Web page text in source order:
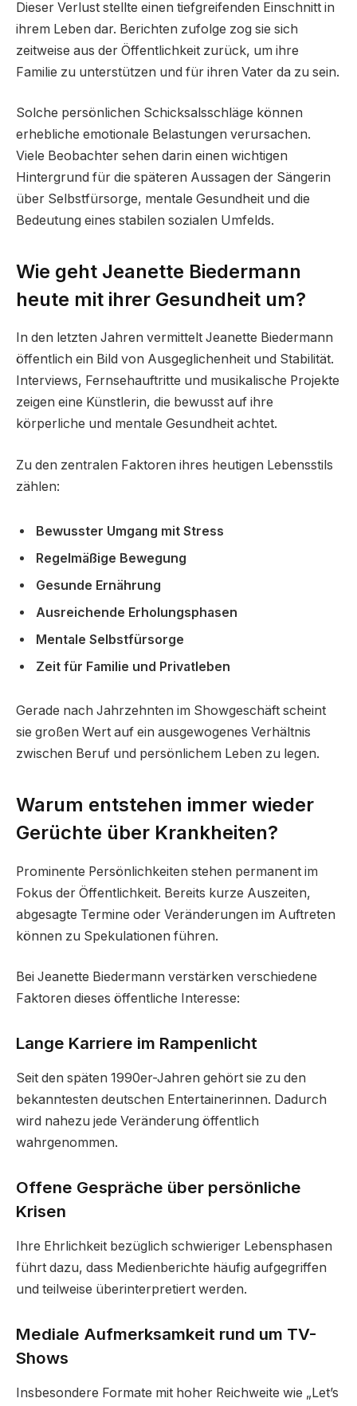
Dieser Verlust stellte einen tiefgreifenden Einschnitt in
ihrem Leben dar. Berichten zufolge zog sie sich
zeitweise aus der Öffentlichkeit zurück, um ihre
Familie zu unterstützen und für ihren Vater da zu sein.
Solche persönlichen Schicksalsschläge können
erhebliche emotionale Belastungen verursachen.
Viele Beobachter sehen darin einen wichtigen
Hintergrund für die späteren Aussagen der Sängerin
über Selbstfürsorge, mentale Gesundheit und die
Bedeutung eines stabilen sozialen Umfelds.
Wie geht Jeanette Biedermann
heute mit ihrer Gesundheit um?
In den letzten Jahren vermittelt Jeanette Biedermann
öffentlich ein Bild von Ausgeglichenheit und Stabilität.
Interviews, Fernsehauftritte und musikalische Projekte
zeigen eine Künstlerin, die bewusst auf ihre
körperliche und mentale Gesundheit achtet.
Zu den zentralen Faktoren ihres heutigen Lebensstils
zählen:
Bewusster Umgang mit Stress
Regelmäßige Bewegung
Gesunde Ernährung
Ausreichende Erholungsphasen
Mentale Selbstfürsorge
Zeit für Familie und Privatleben
Gerade nach Jahrzehnten im Showgeschäft scheint
sie großen Wert auf ein ausgewogenes Verhältnis
zwischen Beruf und persönlichem Leben zu legen.
Warum entstehen immer wieder
Gerüchte über Krankheiten?
Prominente Persönlichkeiten stehen permanent im
Fokus der Öffentlichkeit. Bereits kurze Auszeiten,
abgesagte Termine oder Veränderungen im Auftreten
können zu Spekulationen führen.
Bei Jeanette Biedermann verstärken verschiedene
Faktoren dieses öffentliche Interesse:
Lange Karriere im Rampenlicht
Seit den späten 1990er-Jahren gehört sie zu den
bekanntesten deutschen Entertainerinnen. Dadurch
wird nahezu jede Veränderung öffentlich
wahrgenommen.
Offene Gespräche über persönliche
Krisen
Ihre Ehrlichkeit bezüglich schwieriger Lebensphasen
führt dazu, dass Medienberichte häufig aufgegriffen
und teilweise überinterpretiert werden.
Mediale Aufmerksamkeit rund um TV-
Shows
Insbesondere Formate mit hoher Reichweite wie „Let’s